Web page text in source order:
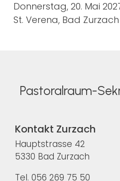
Donnerstag, 20. Mai
St. Verena, Bad Zurzach
Pastoralraum-
Kontakt Zurzach
Hauptstrasse 42
5330 Bad Zurzach
Tel. 056 269 75 50